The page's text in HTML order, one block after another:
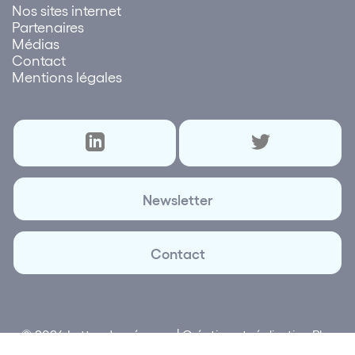
Nos sites internet
Partenaires
Médias
Contact
Mentions légales
Newsletter
Contact
© 2026 Lettre des réseaux | Création et réalisationPlus